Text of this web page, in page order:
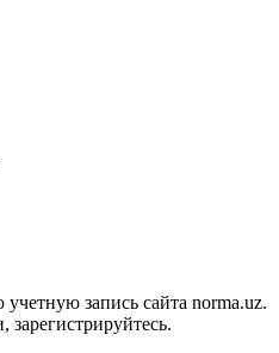
запись сайта norma.uz.
зарегистрируйтесь.